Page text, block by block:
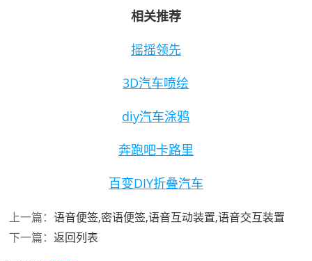
相关推荐
摇摇领先
3D汽车喷绘
diy汽车涂鸦
奔跑吧卡路里
百变DIY折叠汽车
上一篇：语音便签,密语便签,语音互动装置,语音交互装置
下一篇：返回列表